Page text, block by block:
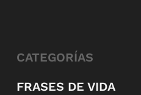
CATEGORÍAS
FRASES DE VIDA